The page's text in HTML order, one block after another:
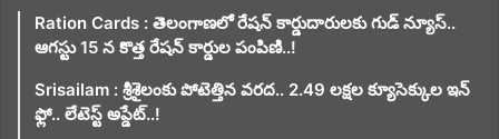
Ration Cards : తెలంగాణలో రేషన్ కార్డుదారులకు గుడ్ న్యూస్..
ఆగస్టు 15 న కొత్త రేషన్ కార్డుల పంపిణి..!
Srisailam : శ్రీశైలంకు పోటెత్తిన వరద.. 2.49 లక్షల క్యూసెక్కుల ఇన్
ఫ్లో.. లేటెస్ట్ అప్డేట్..!